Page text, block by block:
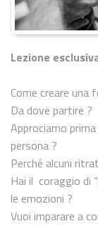
Lezione
Come creare
Da dove partire ?
Approciamo
persona ?
Perché alcuni
Hai il coraggio di
le emozioni ?
Vuoi imparare a